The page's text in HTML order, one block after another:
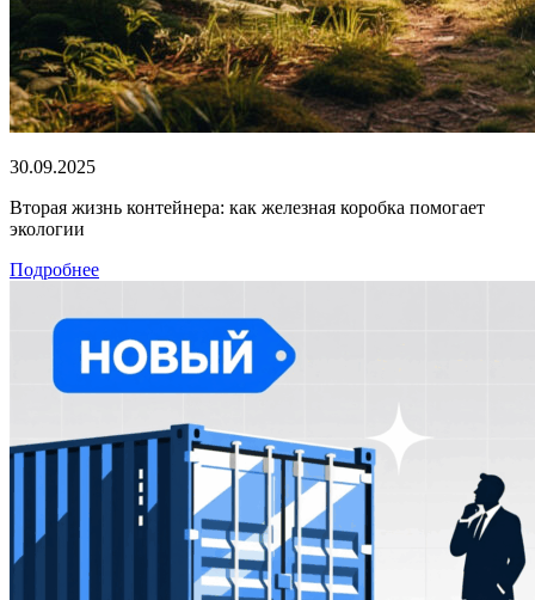
30.09.2025
Вторая жизнь контейнера: как железная коробка помогает
экологии
Подробнее